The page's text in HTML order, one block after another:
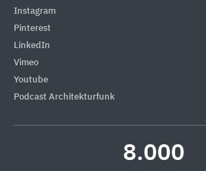
Instagram
Pinterest
LinkedIn
Vimeo
Youtube
Podcast Architekturfunk
8.000